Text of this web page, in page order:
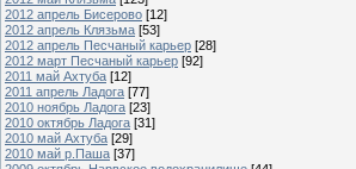
2012 апрель Бисерово [12]
2012 апрель Клязьма [53]
2012 апрель Песчаный карьер [28]
2012 март Песчаный карьер [92]
2011 май Ахтуба [12]
2011 апрель Ладога [77]
2010 ноябрь Ладога [23]
2010 октябрь Ладога [31]
2010 май Ахтуба [29]
2010 май р.Паша [37]